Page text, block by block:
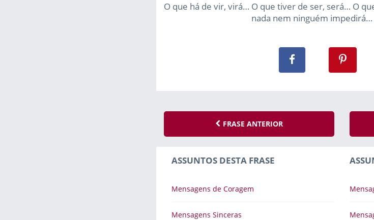
O que há de vir, virá… O que tiver de ser, será… O
nada nem ninguém impedirá…
FRASE ANTERIOR
ASSUNTOS DESTA FRASE
Mensagens de Coragem
Mensagens Sinceras